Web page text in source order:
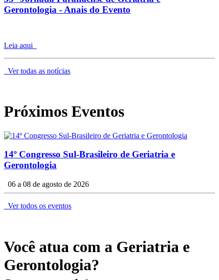
Gerontologia - Anais do Evento
Leia aqui
Ver todas as notícias
Próximos Eventos
14º Congresso Sul-Brasileiro de Geriatria e
Gerontologia
06 a 08 de agosto de 2026
Ver todos os eventos
Você atua com a Geriatria e
Gerontologia?